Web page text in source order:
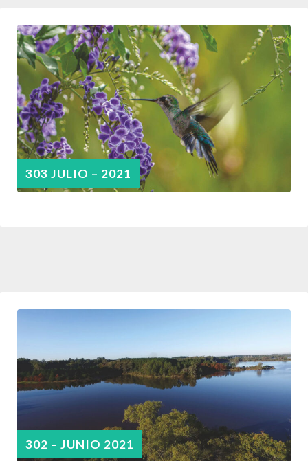
303 JULIO – 2021
302 – JUNIO 2021